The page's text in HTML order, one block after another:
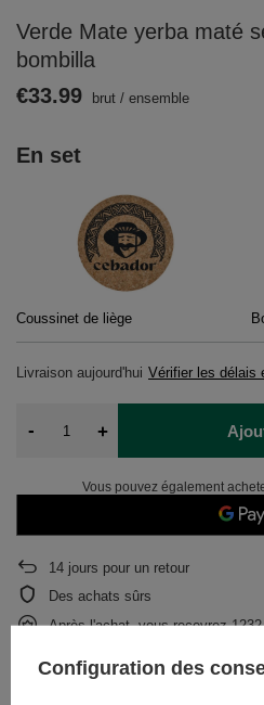
Verde Mate yerba maté
bombilla
En set
Coussinet de liège
Livraison aujourd'hui Vérifier les délais
€33.99 brut / ensemble
- +
Vous pouvez également
14 jours pour un retour
Des achats sûrs
Après l'achat, vous recevrez
Configuration des